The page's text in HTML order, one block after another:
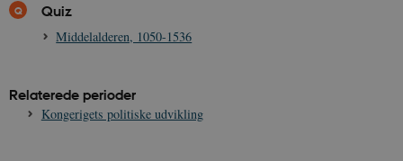
Quiz
Middelalderen, 1050-1536
Relaterede perioder
Kongerigets politiske udvikling
JSESSIONID